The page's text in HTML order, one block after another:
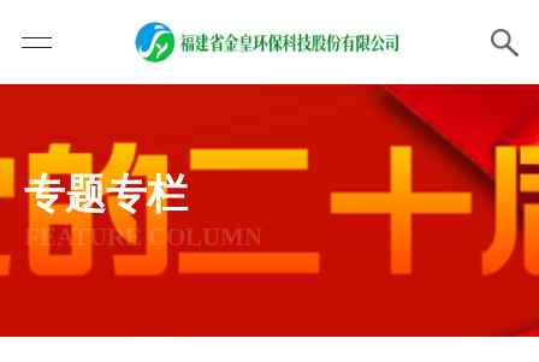
专题专栏
FEATURE COLUMN